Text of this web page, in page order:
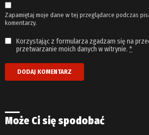
Zapamiętaj moje dane w tej przeglądarce podczas
komentarzy.
Korzystając z formularza zgadzam się na
przetwarzanie moich danych w witrynie. *
Może Ci się spodobać